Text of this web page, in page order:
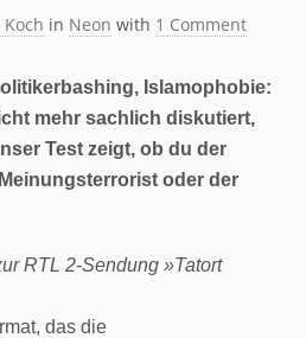
in Neon with 1 Comment
Islamophobie:
mehr sachlich diskutiert,
Test zeigt, ob du der
oder der
RTL 2-Sendung »Tatort
das die